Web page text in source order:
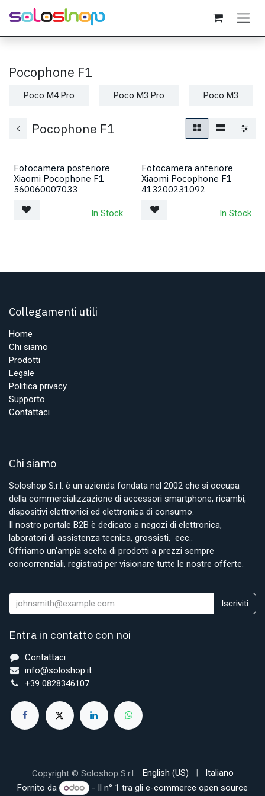
Passa al contenuto
Pocophone F1
Poco M4 Pro Poco M3 Pro Poco M3
Pocophone F1
Fotocamera posteriore
Xiaomi Pocophone F1
560060007033
In Stock
Fotocamera anteriore
Xiaomi Pocophone F1
413200231092
In Stock
Collegamenti utili
Home
Chi siamo
Prodotti
Legale
Politica privacy
Supporto
Contattaci
Chi siamo
Soloshop S.r.l. è un azienda fondata nel 2002 che si occupa
della commercializzazione di accessori smartphone, ricambi,
dispositivi elettronici ed elettronica di consumo.
Il nostro portale B2B è dedicato a negozi di elettronica,
laboratori di assistenza tecnica, grossisti, ecc..
Offriamo un'ampia scelta di prodotti a prezzi sempre
concorrenziali, registrati per visionare tutte le nostre offerte.
Iscriviti
Entra in contatto con noi
Contattaci
info@soloshop.it
+39 0828346107
Copyright © Soloshop S.r.l. English (US) |
Italiano
Fornito da
- Il n° 1 tra glie-commerce open source